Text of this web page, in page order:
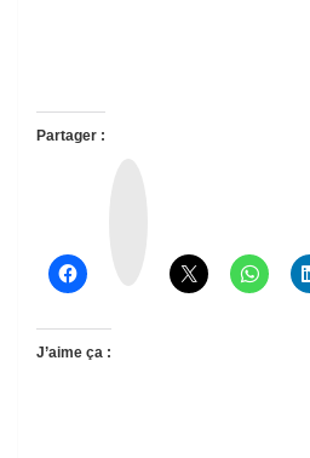
Partager :
J’aime ça :